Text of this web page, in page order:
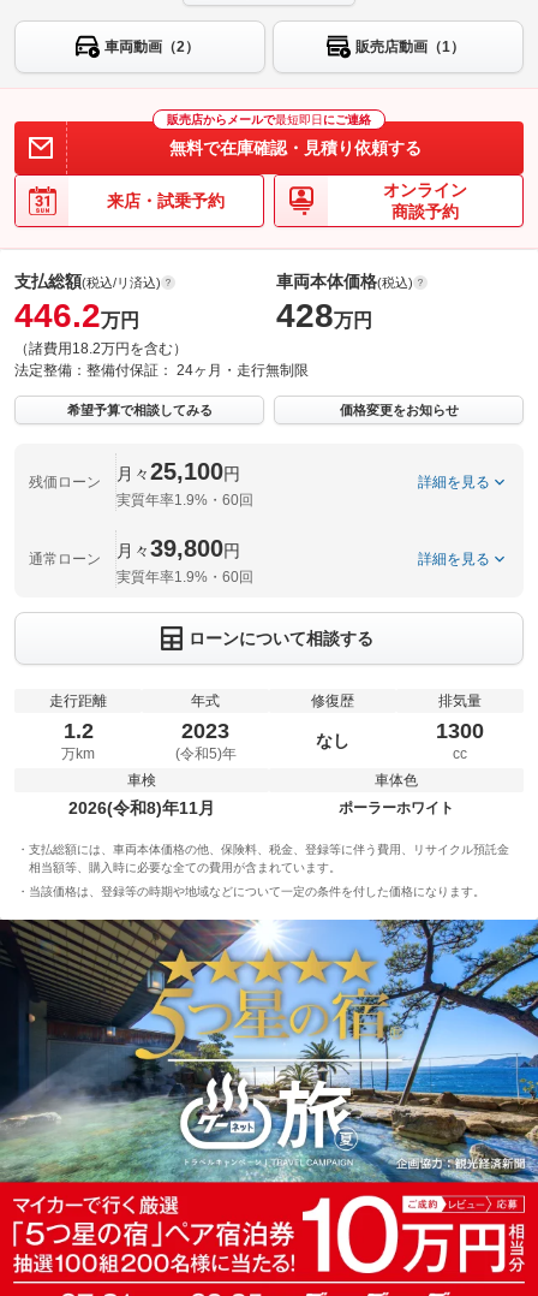
車両動画（2） 販売店動画（1）
販売店からメールで最短即日 にご連絡
無料で在庫確認・見積り依頼する
来店・試乗予約
オンライン
商談予約
支払総額(税込/リ済込)
446.2万円
（諸費用18.2万円を含む）
車両本体価格(税込)
428万円
法定整備： 整備付保証： 24ヶ月・走行無制限
希望予算で相談してみる 価格変更をお知らせ
残価ローン 月々25,100円
実質年率1.9%・60回
詳細を見る
通常ローン 月々39,800円
実質年率1.9%・60回
詳細を見る
ローンについて相談する
走行距離
1.2
万km
年式
2023
(令和5)年
修復歴
なし
排気量
1300
cc
車検
2026(令和8)年11月
車体色
ポーラーホワイト
支払総額には、車両本体価格の他、保険料、税金、登録等に伴う費用、リサイクル預託金
相当額等、購入時に必要な全ての費用が含まれています。
当該価格は、登録等の時期や地域などについて一定の条件を付した価格になります。